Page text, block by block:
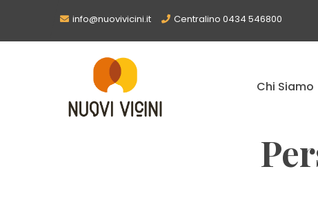
info@nuovivicini.it Centralino 0434 546800
Chi Siamo